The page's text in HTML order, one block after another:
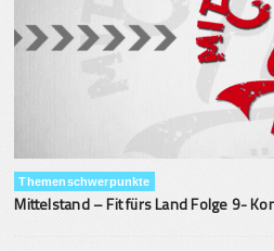
Themenschwerpunkte
Mittelstand – Fit fürs Land Folge 9-